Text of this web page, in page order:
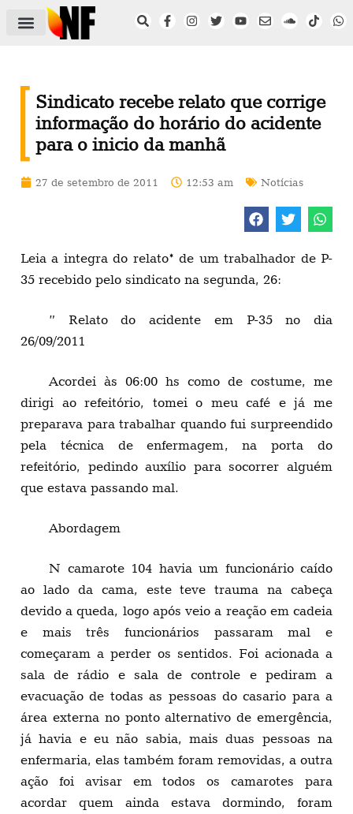
Sindicato recebe relato que corrige
informação do horário do acidente
para o inicio da manhã
27 de setembro de 2011 12:53 am Notícias
Leia a integra do relato* de um trabalhador de P-
35 recebido pelo sindicato na segunda, 26:
” Relato do acidente em P-35 no dia
26/09/2011
Acordei às 06:00 hs como de costume, me
dirigi ao refeitório, tomei o meu café e já me
preparava para trabalhar quando fui surpreendido
pela técnica de enfermagem, na porta do
refeitório, pedindo auxílio para socorrer alguém
que estava passando mal.
Abordagem
N camarote 104 havia um funcionário caído
ao lado da cama, este teve trauma na cabeça
devido a queda, logo após veio a reação em cadeia
e mais três funcionários passaram mal e
começaram a perder os sentidos. Foi acionada a
sala de rádio e sala de controle e pediram a
evacuação de todas as pessoas do casario para a
área externa no ponto alternativo de emergência,
já havia e eu não sabia, mais duas pessoas na
enfermaria, elas também foram removidas, a outra
ação foi avisar em todos os camarotes para
acordar quem ainda estava dormindo, foram